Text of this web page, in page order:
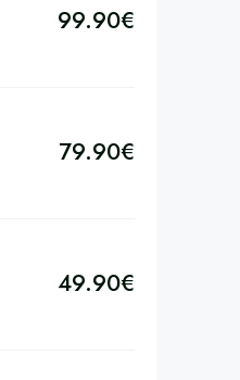
99.90€
79.90€
49.90€